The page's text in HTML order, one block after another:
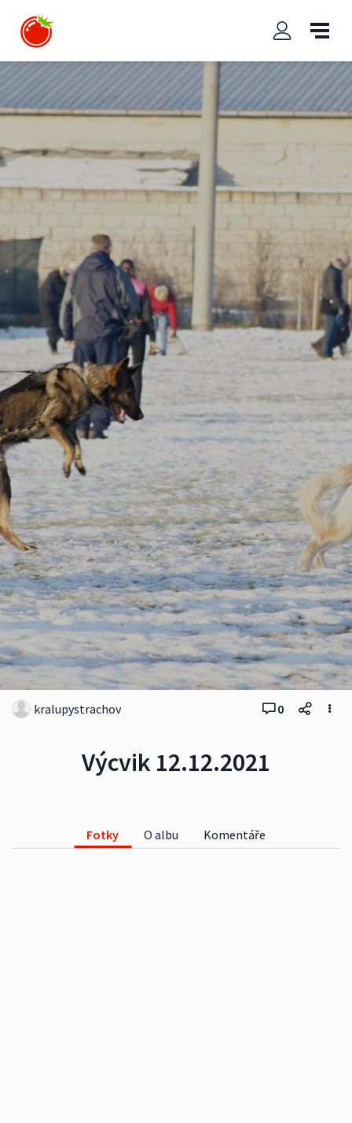
Výcvik 12.12.2021
kralupystrachov 0
Fotky O albu Komentáře